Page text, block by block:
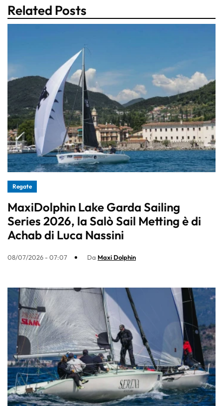
Related Posts
Regate
MaxiDolphin Lake Garda Sailing
Series 2026, la Salò Sail Metting è di
Achab di Luca Nassini
08/07/2026 - 07:07 Da Maxi Dolphin